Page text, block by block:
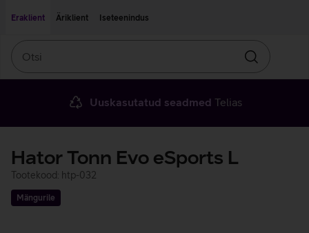
Eraklient
Äriklient Iseteenindus
Otsin
Uuskasutatud seadmed Telias
Hator Tonn Evo eSports L
Tootekood: htp-032
Mängurile